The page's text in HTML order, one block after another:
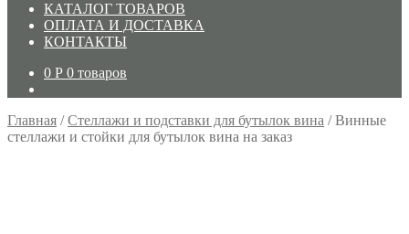
КАТАЛОГ ТОВАРОВ
ОПЛАТА И ДОСТАВКА
КОНТАКТЫ
0 Р 0 товаров
Главная /Стеллажи и подставки для бутылок вина /Винные
стеллажи и стойки для бутылок вина на заказ